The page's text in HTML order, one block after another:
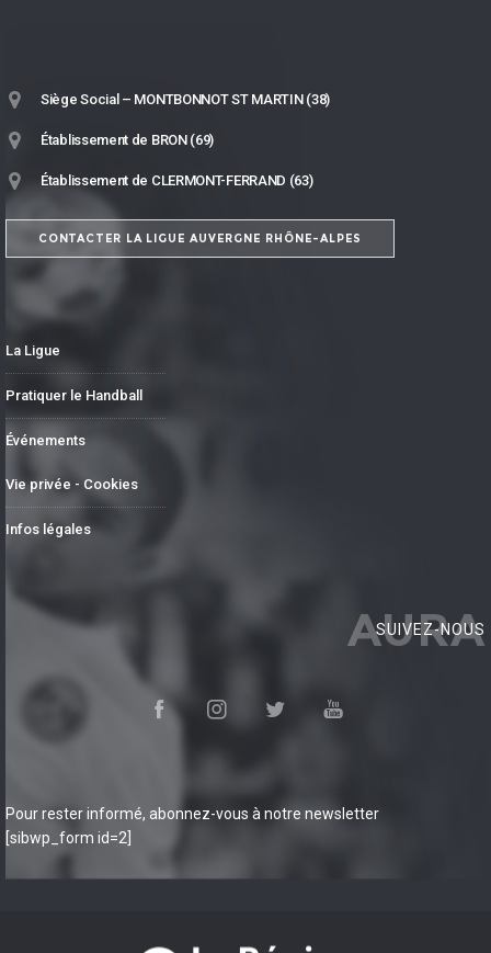
Siège Social – MONTBONNOT ST MARTIN (38)
Établissement de BRON (69)
Établissement de CLERMONT-FERRAND (63)
CONTACTER LA LIGUE AUVERGNE RHÔNE-ALPES
La Ligue
Pratiquer le Handball
Événements
Vie privée - Cookies
Infos légales
AURA
SUIVEZ-NOUS
Pour rester informé, abonnez-vous à notre newsletter
[sibwp_form id=2]